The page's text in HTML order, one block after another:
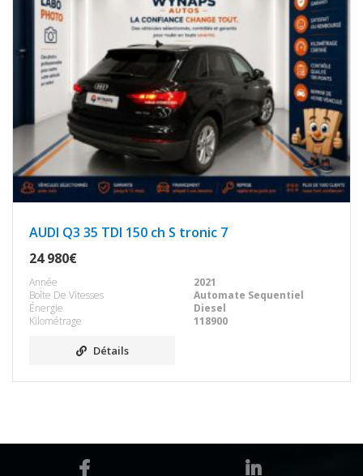
AUDI Q3 35 TDI 150 ch S tronic 7
24 980€
Année
2021
Boîte De Vitesses
Automate Sequentiel
Énergie
Diesel
Kilométrage
118900
Détails